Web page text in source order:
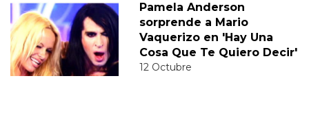
Pamela Anderson
sorprende a Mario
Vaquerizo en 'Hay Una
Cosa Que Te Quiero Decir'
12 Octubre